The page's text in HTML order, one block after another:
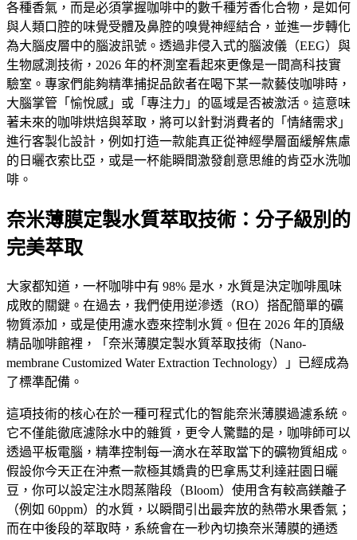
各種香氣，而是必須掌握咖啡中的數千種芳香化合物，是如何
與人類口腔的味覺受體及鼻腔的嗅覺神經結合，並進一步轉化
為大腦皮層中的腦波訊號。透過非侵入式的腦波儀（EEG）與
生物感測技術，2026 年的杯測室看起來更像是一間高科技實
驗室。專家們能夠精準捕捉品飲者在喝下某一款藝伎咖啡時，
大腦掌管「愉悅感」或「專注力」的區域是否被激活。這意味
著未來的咖啡烘焙與萃取，將可以針對消費者的「情緒需求」
進行客製化設計，例如打造一款能真正從神經學層面緩解焦慮
的日曬衣索比亞，或是一杯能瞬間激發創意思維的肯亞水洗咖
啡。
奈米薄膜定製水質萃取技術：分子級別的
完美萃取
大家都知道，一杯咖啡中有 98% 是水，水質是決定咖啡風味
成敗的關鍵。在過去，我們使用逆滲透（RO）搭配簡單的礦
物質添加，或是使用濾水壺來控制水質。但在 2026 年的頂級
精品咖啡館裡，「奈米薄膜定製水質萃取技術（Nano-
membrane Customized Water Extraction Technology）」已經成為
了標準配備。
這項技術的核心在於一種可程式化的智能奈米薄膜過濾系統。
它不僅能徹底濾除水中的雜質，更令人驚豔的是，咖啡師可以
透過平板電腦，精準控制每一滴水在萃取當下的礦物質組成。
假設你今天正在沖煮一款極其嬌貴的巴拿馬艾利達莊園日曬
豆，你可以設定注水悶蒸階段（Bloom）使用含有較高鎂離子
（例如 60ppm）的水質，以瞬間引出最奔放的熱帶水果香氣；
而在中後段的萃取時，系統會在一秒內切換奈米薄膜的通透